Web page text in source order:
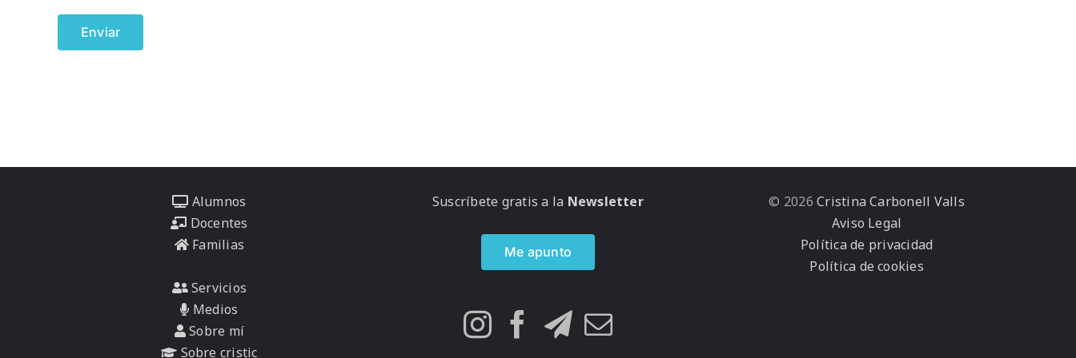
Alumnos
Docentes
Familias
Servicios
Medios
Sobre mí
Sobre cristic
Suscríbete gratis a la Newsletter
Me apunto
© 2026 Cristina Carbonell Valls
Aviso Legal
Política de privacidad
Política de cookies